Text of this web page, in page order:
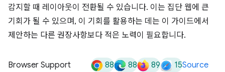
감지할 때 레이아웃이 전환될 수 있습니다. 이는 집단 웹에 큰
기회가 될 수 있으며, 이 기회를 활용하는 데는 이 가이드에서
제안하는 다른 권장사항보다 적은 노력이 필요합니다.
Browser Support 88 88 89 15Source